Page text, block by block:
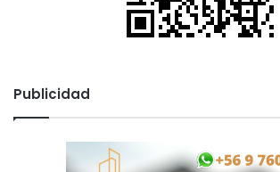
Publicidad